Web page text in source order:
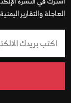
العاجلة والتقارير